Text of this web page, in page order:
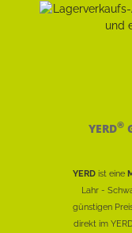
YERD®
YERD ist eine
Lahr -
günstigen
direkt im